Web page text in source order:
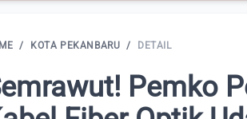
/ KOTA PEKANBARU / DETAIL
Pemko